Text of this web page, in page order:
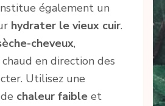
également un
hydrater le vieux cuir.
cheveux,
chaud en direction des
Utilisez une
chaleur faible et